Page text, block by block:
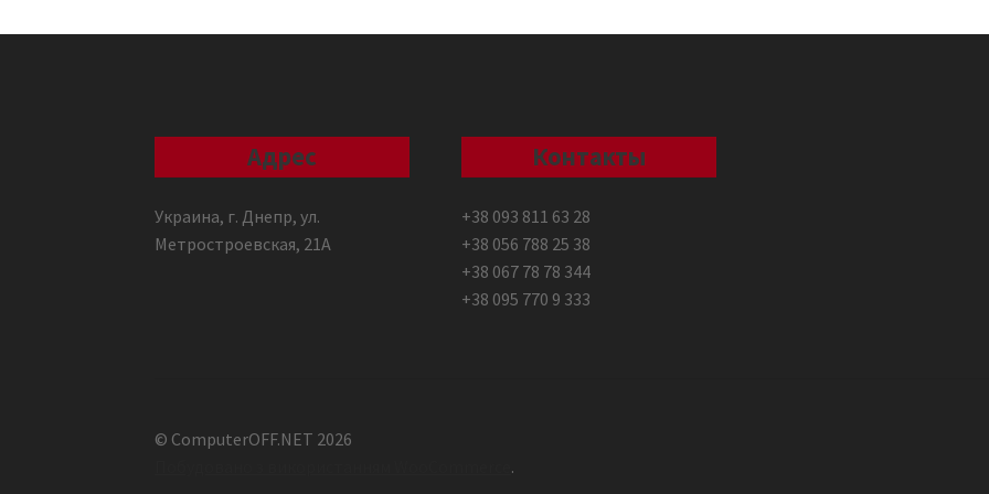
Адрес
Украина, г. Днепр, ул.
Метростроевская, 21А
Контакты
+38 093 811 63 28
+38 056 788 25 38
+38 067 78 78 344
+38 095 770 9 333
© ComputerOFF.NET 2026
.